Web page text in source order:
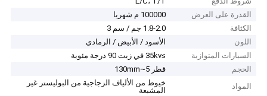
القدرة على العرض
100000 م شهريا
الكثافة
1.8-2.0 جم / سم 3
اللون
الأسود / الأبيض / الرمادي
السيارات المتوازية
≥35kv في زيت 90 درجة مئوية
الحجم
قطر 5~130mm
المواد
خيوط من الألياف الزجاجية من البوليستر غير
المشبعة